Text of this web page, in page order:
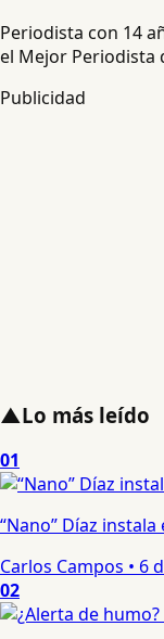
Periodista con 14
el Mejor Periodista
Publicidad
▲Lo más leído
01
“Nano” Díaz
Carlos Campos • 6
02